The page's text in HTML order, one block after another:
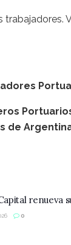
trabajadores.
de
renueva
0